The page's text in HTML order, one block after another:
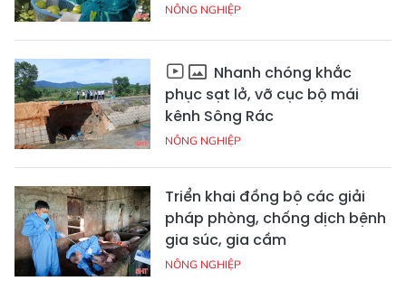
NÔNG NGHIỆP
Nhanh chóng khắc
phục sạt lở, vỡ cục bộ mái
kênh Sông Rác
NÔNG NGHIỆP
Triển khai đồng bộ các giải
pháp phòng, chống dịch bệnh
gia súc, gia cầm
NÔNG NGHIỆP